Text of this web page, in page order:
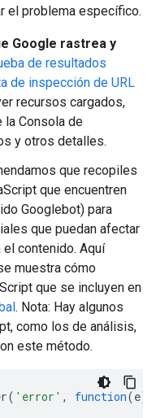
el problema específico.
Google rastrea y
de resultados
de inspección de URL
recursos cargados,
Consola de
y otros detalles.
que recopiles
que encuentren
Googlebot) para
que puedan afectar
el contenido. Aquí
muestra cómo
que se incluyen en
. Nota: Hay algunos
como los de análisis,
este método.
( 'error' , function(e)